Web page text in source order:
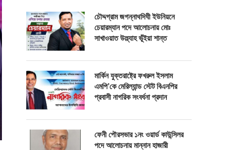
চৌদ্দগ্রাম জগন্নাথদিঘী ইউনিয়নে
চেয়ারম্যান পদে আলোচনায় মোঃ
সাখাওয়াত উল্ল্যাহ ভূঁইয়া শান্ত
মার্কিন যুক্তরাষ্ট্রে ফখরুল ইসলাম
এমপি’কে মেরিল্যান্ড স্টেট বিএনপির
প্রবাসী নাগরিক সংবর্ধনা প্রদান
ফেনী পৌরসভার ১নং ওয়ার্ড কাউন্সিলর
পদে আলোচনায় মান্নান হাজারী